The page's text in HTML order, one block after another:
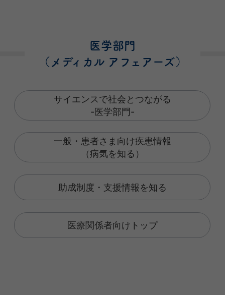
医学部門
（メディカル アフェアーズ）
サイエンスで社会とつながる
-医学部門-
一般・患者さま向け疾患情報
（病気を知る）
助成制度・支援情報を知る
医療関係者向けトップ